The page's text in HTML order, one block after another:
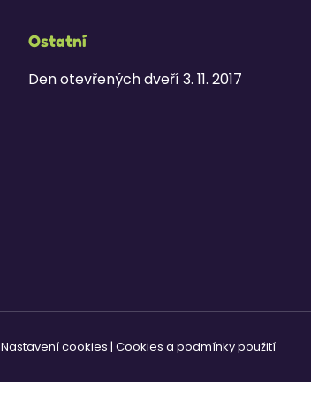
Ostatní
Den otevřených dveří 3. 11. 2017
Nastavení cookies | Cookies a podmínky použití